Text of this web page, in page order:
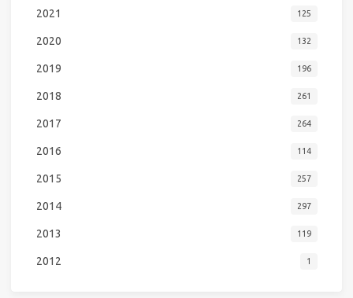
2021 125
2020 132
2019 196
2018 261
2017 264
2016 114
2015 257
2014 297
2013 119
2012 1